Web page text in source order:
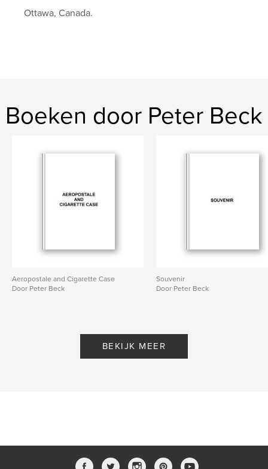
Ottawa, Canada.
Boeken door Peter Beck
Aeropostale and Cigarette Case
Door Peter Beck
Souvenir
Door Peter Beck
BEKIJK MEER